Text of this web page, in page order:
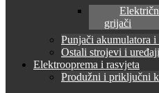
grijači
Punjači akumulatora i
Ostali strojevi i uređaji
Elektrooprema i rasvjeta
Produžni i priključni